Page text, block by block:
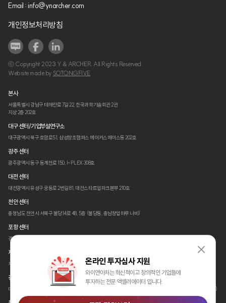
온라인 투자심사 지원
와이앤아처는 혁신적이고 창의적인 기업들에
투자하는 전문 액셀러에이터 입니다.
Email : info@ynarcher.com
개인정보처리방침
ⓒ Copyright 2023 Y & ARCHER. All Rights Reserved.
Website made by SOTONGFIVE
본사
서울특별시 강남구 테헤란로 7길 22, 한국과학기술회관 2관
지상 2층 202호
대구 센터/기업부설연구소
대구광역시 북구 호암로51, 삼성창조캠퍼스 메이커스페이스동 202호
광주 센터
광주광역시 동구 동계천로 150, I-PLEX 308호
대전 센터
대전광역시 유성구 궁동로 2번길 81, 대전스타트업파크본부 210호
천안 센터
충청남도 천안시 서북구 불당14로 48, 5층 (불당동, 충남창업마루 나비)
포항 센터
경상북도 포항시 남구 청암로 87
제주 센터
제주특별자치도 제주시 첨단로 330, A동 2층 코워킹스페이스 (양평동, 세미양빌딩)
경산 센터
대구광경상북도 경산시 삼풍로 27, 경북창조경제혁신센터 312호 (삼풍동)